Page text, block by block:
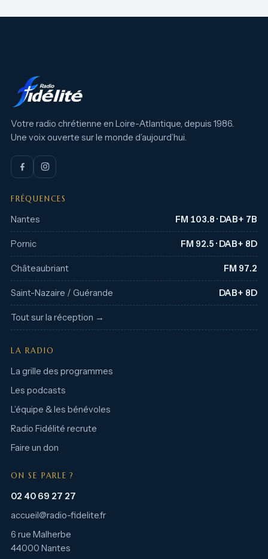
Votre radio chrétienne en Loire-Atlantique, depuis 1986.
Une voix ouverte sur le monde d’aujourd’hui.
FRÉQUENCES
Nantes FM 103.8 · DAB+ 7B
Pornic FM 92.5 · DAB+ 8D
Châteaubriant FM 97.2
Saint-Nazaire / Guérande DAB+ 8D
Tout sur la réception →
LA RADIO
La grille des programmes
Les podcasts
L’équipe & les bénévoles
Radio Fidélité recrute
Faire un don
ON SE PARLE ?
02 40 69 27 27
accueil@radio-fidelite.fr
6 rue Malherbe
44000 Nantes